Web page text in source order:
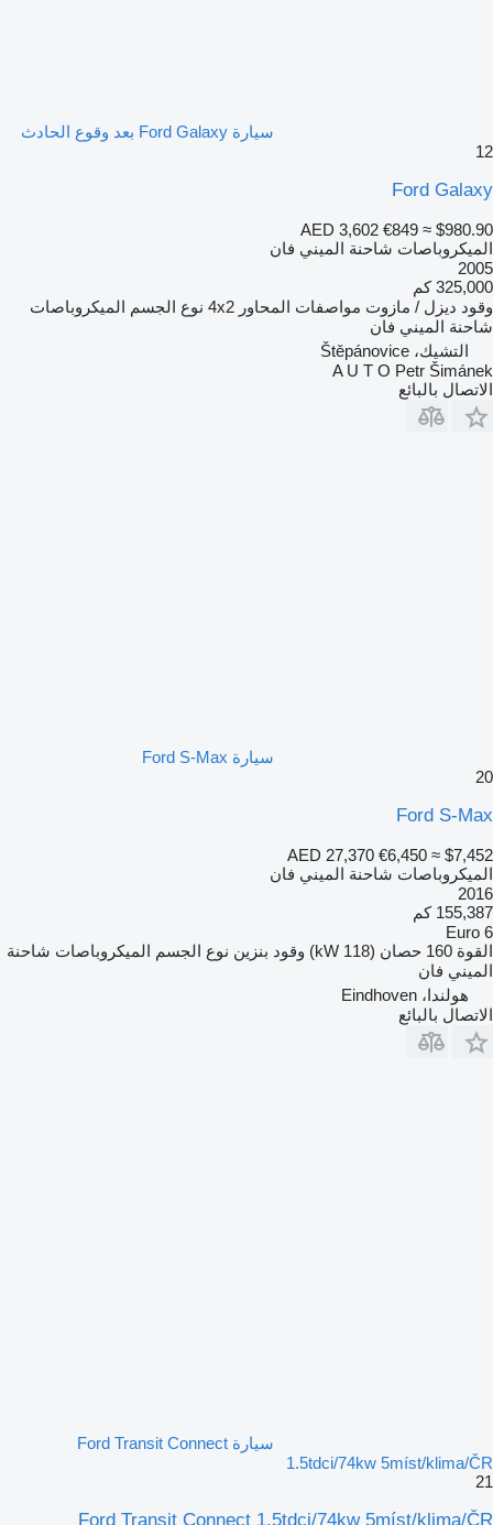
سيارة Ford Galaxy بعد وقوع الحادث
12
Ford Galaxy
AED 3,602 €849 ≈ $980.90
الميكروباصات شاحنة الميني فان
2005
325,000 كم
وقود ديزل / مازوت مواصفات المحاور 4x2 نوع الجسم الميكروباصات
شاحنة الميني فان
التشيك، Štěpánovice
A U T O Petr Šimánek
الاتصال بالبائع
سيارة Ford S-Max
20
Ford S-Max
AED 27,370 €6,450 ≈ $7,452
الميكروباصات شاحنة الميني فان
2016
155,387 كم
Euro 6
القوة 160 حصان (118 kW) وقود بنزين نوع الجسم الميكروباصات شاحنة
الميني فان
هولندا، Eindhoven
الاتصال بالبائع
سيارة Ford Transit Connect
1.5tdci/74kw 5míst/klima/ČR
21
Ford Transit Connect 1.5tdci/74kw 5míst/klima/ČR